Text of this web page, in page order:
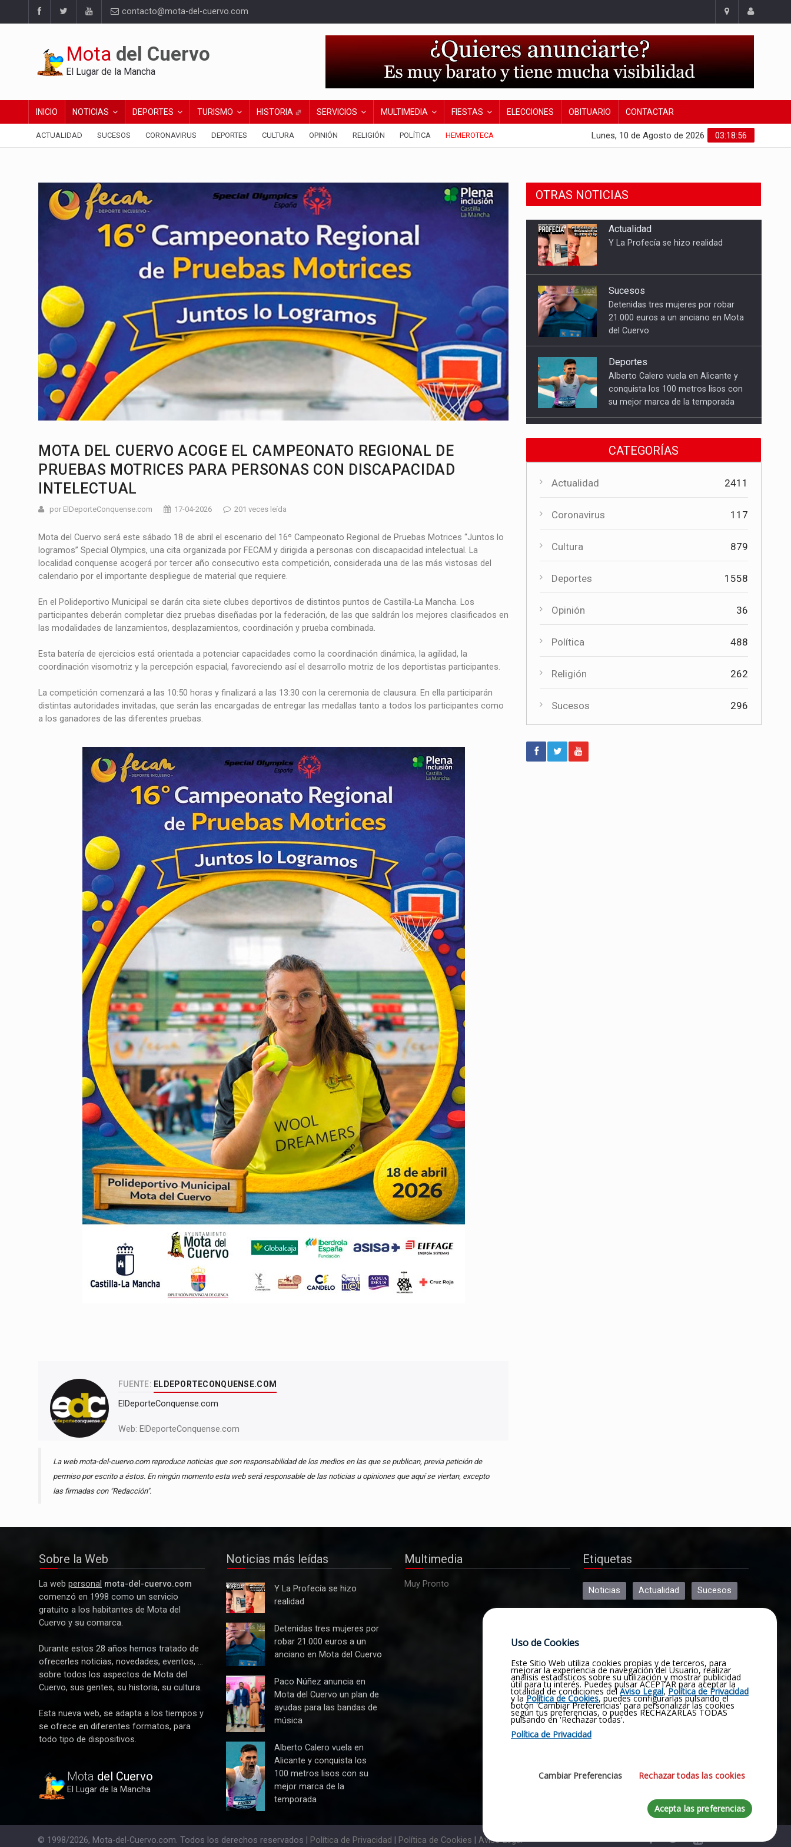
contacto@mota-del-cuervo.com
Mota del Cuervo
El Lugar de la Mancha
INICIO NOTICIAS DEPORTES TURISMO HISTORIA SERVICIOS MULTIMEDIA FIESTAS ELECCIONES OBITUARIO CONTACTAR
ACTUALIDAD SUCESOS CORONAVIRUS DEPORTES CULTURA OPINIÓN RELIGIÓN POLÍTICA HEMEROTECA 03:18:57
Lunes, 10 de Agosto de 2026
MOTA DEL CUERVO ACOGE EL CAMPEONATO REGIONAL DE
PRUEBAS MOTRICES PARA PERSONAS CON DISCAPACIDAD
INTELECTUAL
por ElDeporteConquense.com 17-04-2026 201 veces leída
Mota del Cuervo será este sábado 18 de abril el escenario del 16º Campeonato Regional de Pruebas Motrices “Juntos lo
logramos” Special Olympics, una cita organizada por FECAM y dirigida a personas con discapacidad intelectual. La
localidad conquense acogerá por tercer año consecutivo esta competición, considerada una de las más vistosas del
calendario por el importante despliegue de material que requiere.
En el Polideportivo Municipal se darán cita siete clubes deportivos de distintos puntos de Castilla-La Mancha. Los
participantes deberán completar diez pruebas diseñadas por la federación, de las que saldrán los mejores clasificados en
las modalidades de lanzamientos, desplazamientos, coordinación y prueba combinada.
Esta batería de ejercicios está orientada a potenciar capacidades como la coordinación dinámica, la agilidad, la
coordinación visomotriz y la percepción espacial, favoreciendo así el desarrollo motriz de los deportistas participantes.
La competición comenzará a las 10:50 horas y finalizará a las 13:30 con la ceremonia de clausura. En ella participarán
distintas autoridades invitadas, que serán las encargadas de entregar las medallas tanto a todos los participantes como
a los ganadores de las diferentes pruebas.
FUENTE: ELDEPORTECONQUENSE.COM
ElDeporteConquense.com
Web: ElDeporteConquense.com
La web mota-del-cuervo.com reproduce noticias que son responsabilidad de los medios en las que se publican, previa petición de
permiso por escrito a éstos. En ningún momento esta web será responsable de las noticias u opiniones que aquí se viertan, excepto
las firmadas con "Redacción".
OTRAS NOTICIAS
Sucesos
del Cuervo
Deportes
Alberto Calero vuela en Alicante y
conquista los 100 metros lisos con
su mejor marca de la temporada
Cultura
El Gobierno regional apoya el
Certamen de Bandas de Mota del
Cuervo con 18.000 euros
Cultura
El Certamen "Villa Cervantina" vuelve
referente de la música bandística
Cuervo un plan de ayudas para las
bandas de música
Deportes
Éxito de la gran apuesta por la pista
Tres bandas competirán en Mota del
CATEGORÍAS
Sobre la Web
La web personal mota-del-cuervo.com
comenzó en 1998 como un servicio
gratuito a los habitantes de Mota del
Cuervo y su comarca.
Durante estos 28 años hemos tratado de
ofrecerles noticias, novedades, eventos, ...
sobre todos los aspectos de Mota del
Cuervo, sus gentes, su historia, su cultura.
Esta nueva web, se adapta a los tiempos y
se ofrece en diferentes formatos, para
todo tipo de dispositivos.
Mota del Cuervo
El Lugar de la Mancha
Noticias más leídas
Y La
Profecía
se hizo
realidad
Y La Profecía se hizo
realidad
Detenidas
tres
mujeres
por robar
21.000
euros a
un
anciano
en Mota
del
Cuervo
Detenidas tres mujeres por
robar 21.000 euros a un
anciano en Mota del Cuervo
Paco
Núñez
anuncia
en Mota
del
Cuervo un
plan de
ayudas
para las
bandas
de
música
Paco Núñez anuncia en
Mota del Cuervo un plan de
ayudas para las bandas de
música
Alberto
Calero
vuela en
Alicante y
conquista
los 100
su mejor
Alberto Calero vuela en
Alicante y conquista los
100 metros lisos con su
mejor marca de la
temporada
Multimedia
Muy Pronto
Etiquetas
Noticias Actualidad Sucesos
Obituario Pluviómetro
Fotografías Vídeos Virgen
Manjavacas
© 1998/2026, Mota-del-Cuervo.com. Todos los derechos reservados | Política de Privacidad Política de Cookies Aviso Legal
Uso de Cookies
Este Sitio Web utiliza cookies propias y de terceros, para
mejorar la experiencia de navegación del Usuario, realizar
análisis estadísticos sobre su utilización y mostrar publicidad
útil para tu interés. Puedes pulsar ACEPTAR para aceptar la
totalidad de condiciones delAviso Legal,Política de Privacidad
y laPolítica de Cookies, puedes configurarlas pulsando el
botón 'Cambiar Preferencias' para personalizar las cookies
según tus preferencias, o puedes RECHAZARLAS TODAS
pulsando en 'Rechazar todas'.
Política de Privacidad
Cambiar Preferencias Rechazar todas las cookies
Acepta las preferencias